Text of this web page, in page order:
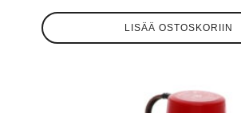
LISÄÄ OSTOSKORIIN